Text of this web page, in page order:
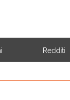
Redditi